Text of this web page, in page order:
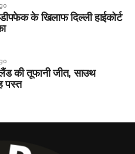
के खिलाफ दिल्ली हाईकोर्ट
की तूफानी जीत, साउथ
पस्त